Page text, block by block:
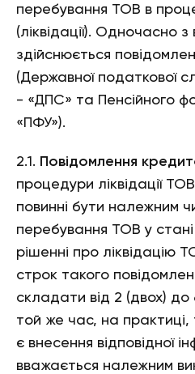
перебування ТОВ в
(ліквідації). Одночасно
здійснюється
(Державної податкової
- «ДПС» та Пенсійного
«ПФУ»).
2.1. Повідомлення
процедури ліквідації
повинні бути належним
перебування ТОВ у
рішенні про ліквідацію
строк такого
складати від 2 (двох) до
той же час, на практиці,
є внесення відповідної
вважається належним